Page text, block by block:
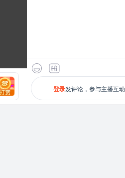
登录发评论，参与主播互动